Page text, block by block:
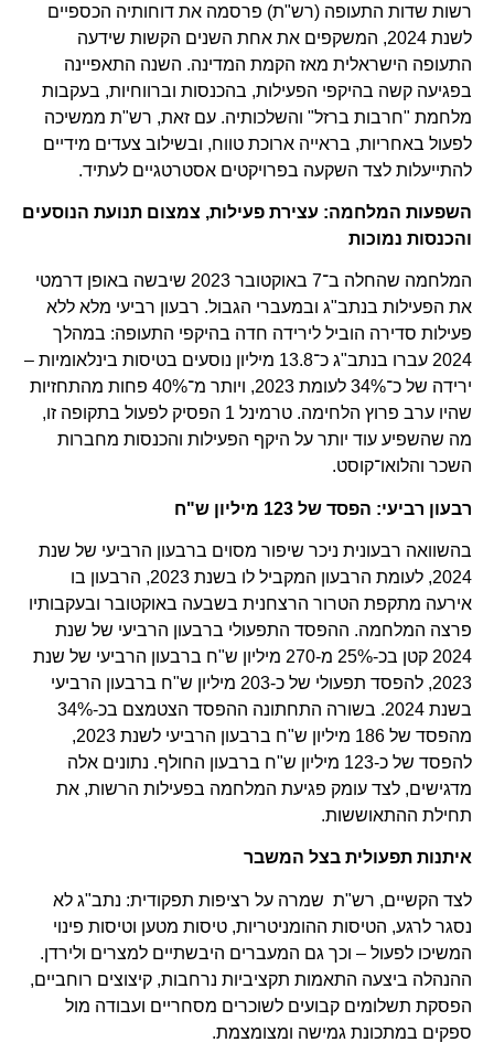
רשות שדות התעופה (רש"ת) פרסמה את דוחותיה הכספיים
לשנת 2024, המשקפים את אחת השנים הקשות שידעה
התעופה הישראלית מאז הקמת המדינה. השנה התאפיינה
בפגיעה קשה בהיקפי הפעילות, בהכנסות וברווחיות, בעקבות
מלחמת "חרבות ברזל" והשלכותיה. עם זאת, רש"ת ממשיכה
לפעול באחריות, בראייה ארוכת טווח, ובשילוב צעדים מידיים
להתייעלות לצד השקעה בפרויקטים אסטרטגיים לעתיד.
השפעות המלחמה: עצירת פעילות, צמצום תנועת הנוסעים
והכנסות נמוכות
המלחמה שהחלה ב־7 באוקטובר 2023 שיבשה באופן דרמטי
את הפעילות בנתב"ג ובמעברי הגבול. רבעון רביעי מלא ללא
פעילות סדירה הוביל לירידה חדה בהיקפי התעופה: במהלך
2024 עברו בנתב"ג כ־13.8 מיליון נוסעים בטיסות בינלאומיות –
ירידה של כ־34% לעומת 2023, ויותר מ־40% פחות מהתחזיות
שהיו ערב פרוץ הלחימה. טרמינל 1 הפסיק לפעול בתקופה זו,
מה שהשפיע עוד יותר על היקף הפעילות והכנסות מחברות
השכר והלואו־קוסט.
רבעון רביעי: הפסד של 123 מיליון ש"ח
בהשוואה רבעונית ניכר שיפור מסוים ברבעון הרביעי של שנת
2024, לעומת הרבעון המקביל לו בשנת 2023, הרבעון בו
אירעה מתקפת הטרור הרצחנית בשבעה באוקטובר ובעקבותיו
פרצה המלחמה. ההפסד התפעולי ברבעון הרביעי של שנת
2024 קטן בכ-25% מ-270 מיליון ש"ח ברבעון הרביעי של שנת
2023, להפסד תפעולי של כ-203 מיליון ש"ח ברבעון הרביעי
בשנת 2024. בשורה התחתונה ההפסד הצטמצם בכ-34%
מהפסד של 186 מיליון ש"ח ברבעון הרביעי לשנת 2023,
להפסד של כ-123 מיליון ש"ח ברבעון החולף. נתונים אלה
מדגישים, לצד עומק פגיעת המלחמה בפעילות הרשות, את
תחילת ההתאוששות.
איתנות תפעולית בצל המשבר
לצד הקשיים, רש"ת שמרה על רציפות תפקודית: נתב"ג לא
נסגר לרגע, הטיסות ההומניטריות, טיסות מטען וטיסות פינוי
המשיכו לפעול – וכך גם המעברים היבשתיים למצרים ולירדן.
ההנהלה ביצעה התאמות תקציביות נרחבות, קיצוצים רוחביים,
הפסקת תשלומים קבועים לשוכרים מסחריים ועבודה מול
ספקים במתכונת גמישה ומצומצמת.